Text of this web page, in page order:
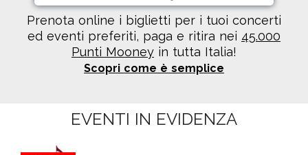
Prenota online i biglietti per i tuoi concerti
ed eventi preferiti, paga e ritira nei 45.000
Punti Mooney in tutta Italia!
Scopri come è semplice
EVENTI IN EVIDENZA